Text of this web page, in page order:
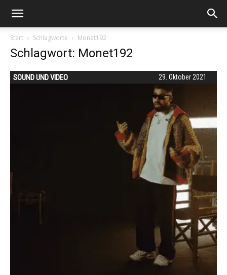
Start Schlagworte Monet192
Schlagwort: Monet192
29. Oktober 2021
SOUND UND VIDEO